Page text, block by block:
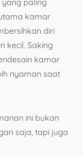
paling
kamar
diri
kecil. Saking
kamar
nyaman saat
ini bukan
saja, tapi juga